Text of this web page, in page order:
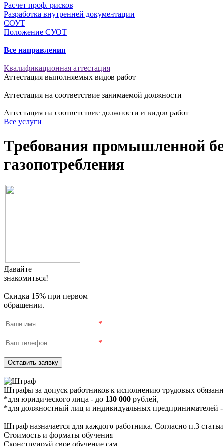
Расчет проф. рисков
Разработка внутренней документации
СОУТ
Положение СУОТ
Все направления
Квалификационная аттестация
Аттестация выполняемых видов работ
Аттестация на соответствие занимаемой должности
Аттестация на соответствие должности и видов работ
Все услуги
Требования промышленной
газопотребления
Давайте
знакомиться!
Скидка 15% при первом
обращении.
*
*
Штрафы за допуск работников к исполнению трудовых
*для юридического лица - до 130 000 рублей,
*для должностный лиц и индивидуальных предпринимателей
Штраф назначается для каждого работника. Согласно п.3
Стоимость и форматы обучения
Сконструируй свое обучение сам